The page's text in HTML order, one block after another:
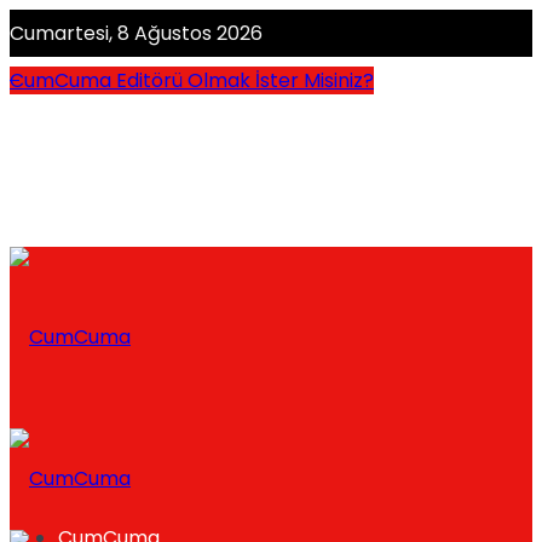
Cumartesi, 8 Ağustos 2026
CumCuma Editörü Olmak İster Misiniz?